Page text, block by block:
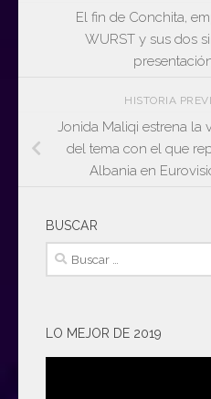
El fin de Conchita,
WURST y sus dos
HISTORIA
Jonida Maliqi estrena la
del tema con el que
Albania en
BUSCAR
Buscar:
LO MEJOR DE 2019